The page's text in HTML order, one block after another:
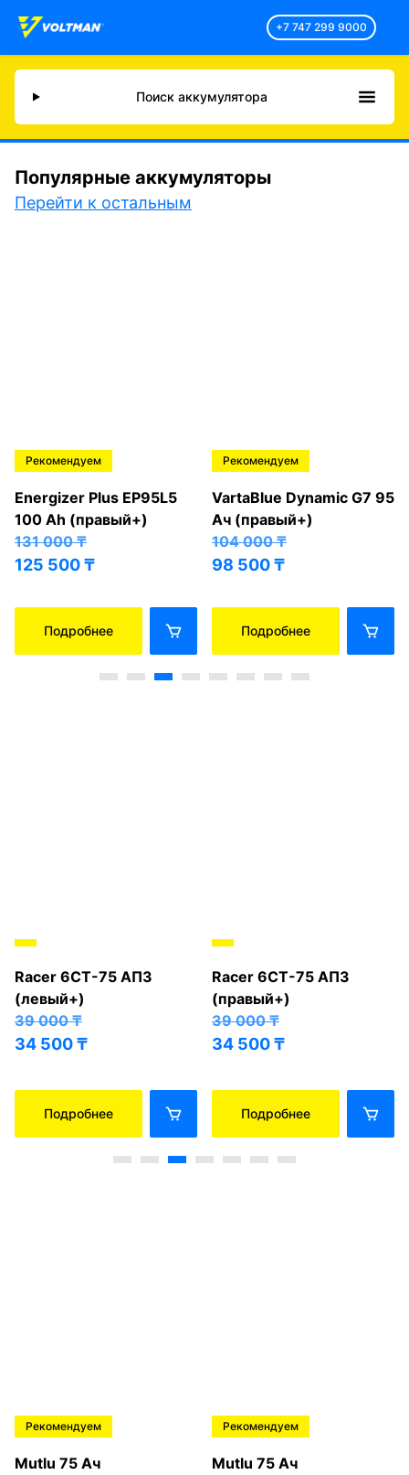
+7 747 299 9000
Поиск аккумулятора
Популярные аккумуляторы
Перейти к остальным
Рекомендуем
Energizer Plus EP95L5
100 Ah (правый+)
131 000₸
125 500₸
Подробнее
Рекомендуем
VartaBlue Dynamic G7 95
Ач (правый+)
104 000₸
98 500₸
Подробнее
Racer 6СТ-75 АПЗ
(левый+)
39 000₸
34 500₸
Подробнее
Racer 6СТ-75 АПЗ
(правый+)
39 000₸
34 500₸
Подробнее
Рекомендуем
Mutlu 75 Ач
Рекомендуем
Mutlu 75 Ач